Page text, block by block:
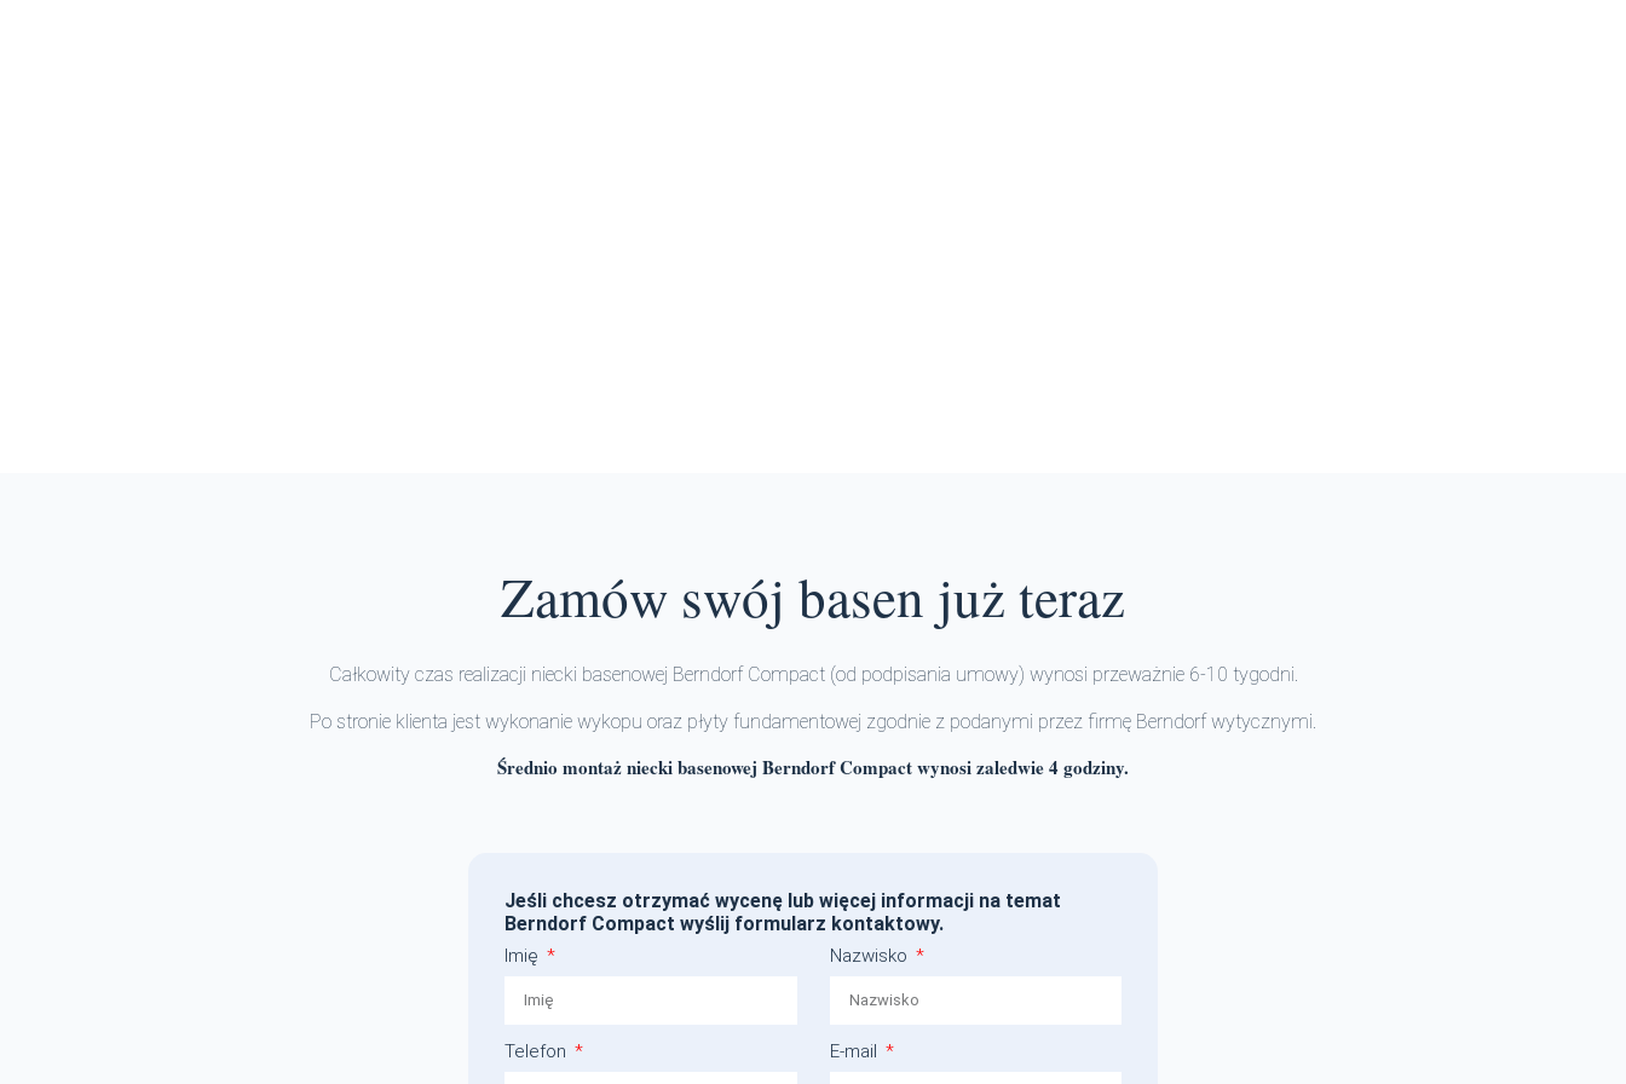
Zamów swój basen już teraz
Całkowity czas realizacji niecki basenowej Berndorf Compact (od podpisania umowy) wynosi przeważnie 6-10 tygodni.
Po stronie klienta jest wykonanie wykopu oraz płyty fundamentowej zgodnie z podanymi przez firmę Berndorf wytycznymi.
Średnio montaż niecki basenowej Berndorf Compact wynosi zaledwie 4 godziny.
Jeśli chcesz otrzymać wycenę lub więcej informacji na temat
Berndorf Compact wyślij formularz kontaktowy.
Imię Nazwisko
Telefon E-mail